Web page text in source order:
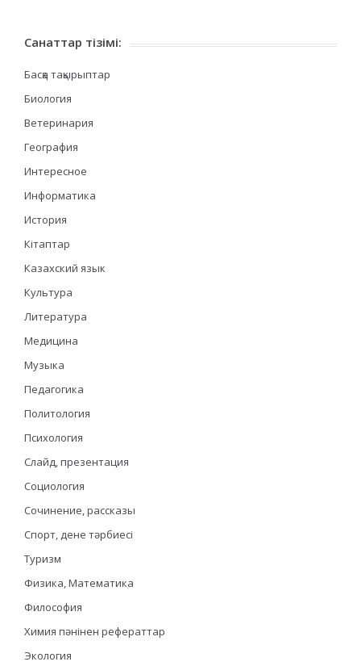
Санаттар тізімі:
Басқа тақырыптар
Биология
Ветеринария
География
Интересное
Информатика
История
Кітаптар
Казахский язык
Культура
Литература
Медицина
Музыка
Педагогика
Политология
Психология
Слайд, презентация
Социология
Сочинение, рассказы
Спорт, дене тәрбиесі
Туризм
Физика, Математика
Философия
Химия пәнінен рефераттар
Экология